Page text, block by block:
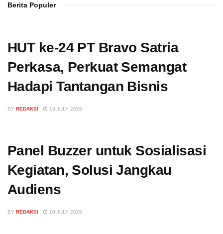
Berita Populer
HUT ke-24 PT Bravo Satria
Perkasa, Perkuat Semangat
Hadapi Tantangan Bisnis
BY REDAKSI 13 JULY 2026
Panel Buzzer untuk Sosialisasi
Kegiatan, Solusi Jangkau
Audiens
BY REDAKSI 10 JULY 2026